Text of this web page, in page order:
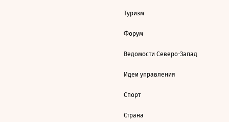
Туризм
Форум
Ведомости Северо-Запад
Идеи управления
Спорт
Страна